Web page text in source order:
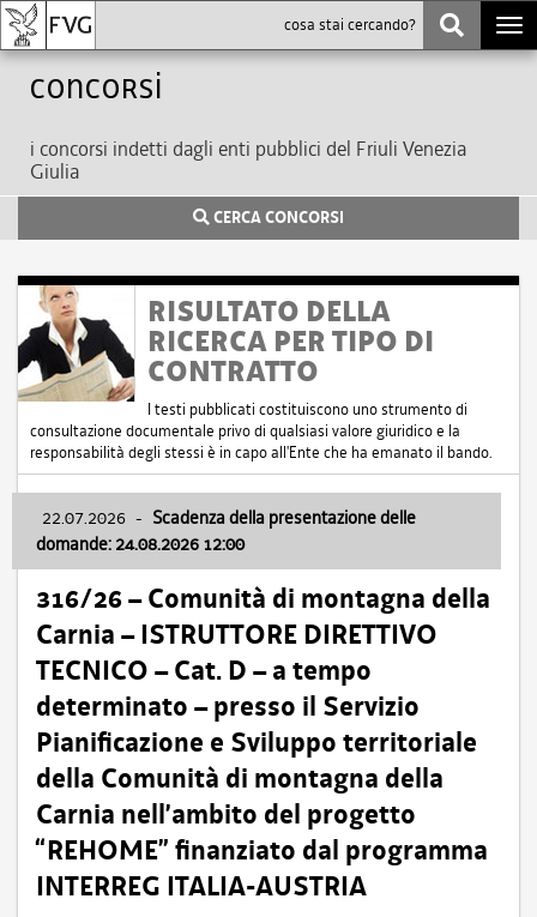
Concorsi
i concorsi indetti dagli enti pubblici del Friuli Venezia
Giulia
CERCA CONCORSI
RISULTATO DELLA
RICERCA PER TIPO DI
CONTRATTO
I testi pubblicati costituiscono uno strumento di
consultazione documentale privo di qualsiasi valore giuridico e la
responsabilità degli stessi è in capo all'Ente che ha emanato il bando.
22.07.2026 - Scadenza della presentazione delle
domande: 24.08.2026 12:00
316/26 – Comunità di montagna della
Carnia – ISTRUTTORE DIRETTIVO
TECNICO – Cat. D – a tempo
determinato – presso il Servizio
Pianificazione e Sviluppo territoriale
della Comunità di montagna della
Carnia nell’ambito del progetto
“REHOME” finanziato dal programma
INTERREG ITALIA-AUSTRIA